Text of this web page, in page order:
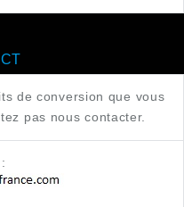
de conversion que vous
pas nous contacter.